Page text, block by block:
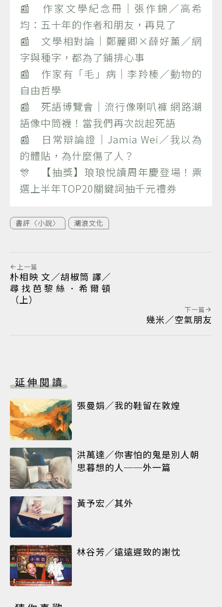
📰 作家文學紀念冊｜張作錦／高希
均：五十年的作者和朋友，再見了
📰 文學相對論｜鄭麗卿×薛好薰／網
字與種字，都為了鋪排心事
📰 作家有「毛」病｜李羚榛／動物的
自由哲學
📰 死語博覽會｜流行像喇叭褲 網路潮
語像中筒襪！當我們再次說起死語
📰 日常辯論證｜Jamia Wei／我以為
的體貼，為什麼傷了人？
🎊 【抽獎】琅琅悅讀周年慶登場！票
選上半年TOP20關鍵詞抽千元禮券
書評〈小說〉 潮浪文化
上一篇
朴相映 文／胡椒筒 譯／
尋找芭黎絲．希爾頓
（上）
下一篇
幾米／空氣朋友
延伸閱讀
張曼娟／我的鞋留在敦煌
洪萬達／你害怕的鬼是別人朝
思暮想的人──外一篇
黃予宏／其外
林谷芳／遠遠遲致的謝忱